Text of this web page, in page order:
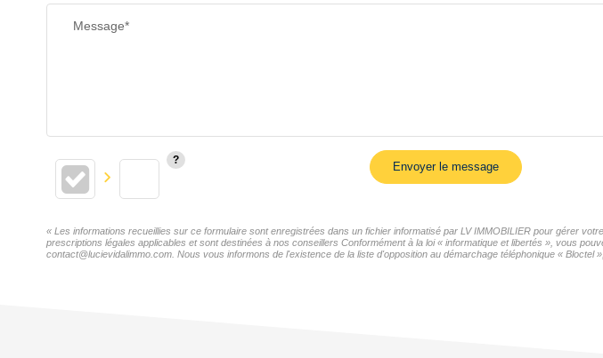
Message*
Envoyer le message
« Les informations recueillies sur ce formulaire sont enregistrées dans un fichier informatisé par LV IMMOBILIER pour gérer
prescriptions légales applicables et sont destinées à nos conseillers Conformément à la loi « informatique et libertés », vous
contact@lucievidalimmo.com. Nous vous informons de l'existence de la liste d'opposition au démarchage téléphonique « Bloctel